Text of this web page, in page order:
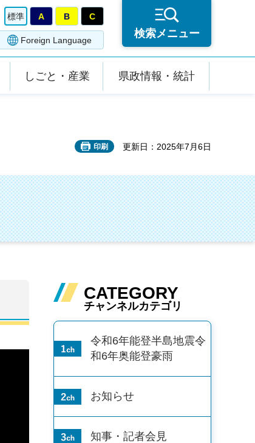
標準 A B C
Foreign Language
検索メニュー
しごと・産業 県政情報・統計
印刷 更新日：2025年7月6日
CATEGORY
チャンネルカテゴリ
令和6年能登半島地震令
和6年奥能登豪雨
お知らせ
知事・記者会見